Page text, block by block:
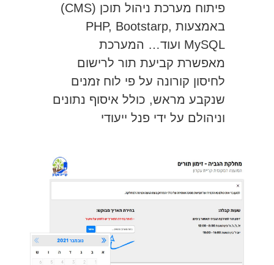
פיתוח מערכת ניהול תוכן (CMS)
באמצעות PHP, Bootstarp,
MySQL ועוד… המערכת
מאפשרת קביעת תור לרישום
לחיסון קורונה על פי לוח זמנים
שנקבע מראש, כולל איסוף נתונים
וניהולם על ידי פנל ייעודי